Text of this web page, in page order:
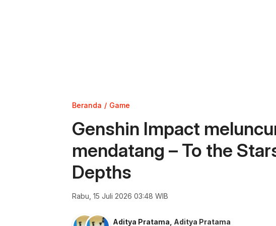
Beranda Game
Genshin Impact
mendatang – To the
Depths
Rabu, 15 Juli 2026 03:48 WIB
Aditya Pratama Aditya Pratama